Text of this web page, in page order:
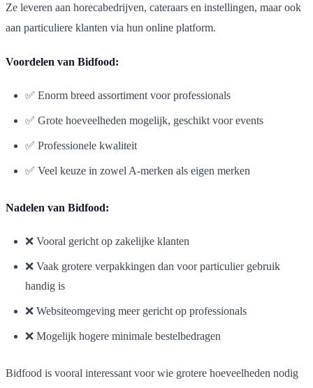
Ze leveren aan horecabedrijven, cateraars en instellingen, maar ook
aan particuliere klanten via hun online platform.
Voordelen van Bidfood:
✅ Enorm breed assortiment voor professionals
✅ Grote hoeveelheden mogelijk, geschikt voor events
✅ Professionele kwaliteit
✅ Veel keuze in zowel A-merken als eigen merken
Nadelen van Bidfood:
❌ Vooral gericht op zakelijke klanten
❌ Vaak grotere verpakkingen dan voor particulier gebruik
handig is
❌ Websiteomgeving meer gericht op professionals
❌ Mogelijk hogere minimale bestelbedragen
Bidfood is vooral interessant voor wie grotere hoeveelheden nodig